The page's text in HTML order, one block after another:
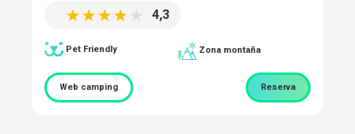
4,3
Pet Friendly Zona montaña
Web camping Reserva